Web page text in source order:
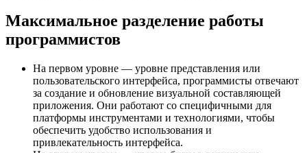
Максимальное разделение работы
программистов
На первом уровне — уровне представления или
пользовательского интерфейса, программисты отвечают
за создание и обновление визуальной составляющей
приложения. Они работают со специфичными для
платформы инструментами и технологиями, чтобы
обеспечить удобство использования и
привлекательность интерфейса.